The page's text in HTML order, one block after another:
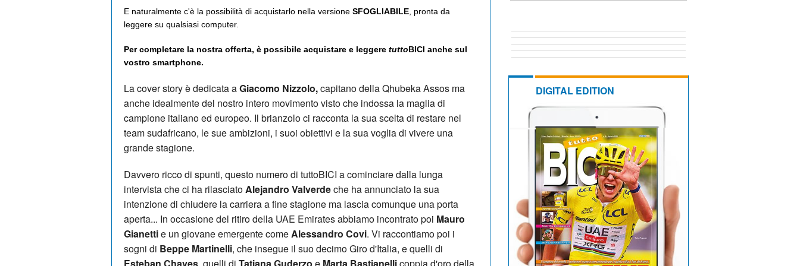
E naturalmente c'è la possibilità di acquistarlo nella versione SFOGLIABILE , pronta da
leggere su qualsiasi computer.
Per completare la nostra offerta, è possibile acquistare e leggere tuttoBICI anche sul
vostro smartphone.
La cover story è dedicata aGiacomo Nizzolo,capitano della Qhubeka Assos ma
anche idealmente del nostro intero movimento visto che indossa la maglia di
campione italiano ed europeo. Il brianzolo ci racconta la sua scelta di restare nel
team sudafricano, le sue ambizioni, i suoi obiettivi e la sua voglia di vivere una
grande stagione.
Davvero ricco di spunti, questo numero di tuttoBICI a cominciare dalla lunga
intervista che ci ha rilasciatoAlejandro Valverdeche ha annunciato la sua
intenzione di chiudere la carriera a fine stagione ma lascia comunque una porta
aperta... In occasione del ritiro della UAE Emirates abbiamo incontrato poi Mauro
Gianettie un giovane emergente comeAlessandro Covi. Vi raccontiamo poi i
sogni di Beppe Martinelli, che insegue il suo decimo Giro d'Italia, e quelli di
DIGITAL EDITION